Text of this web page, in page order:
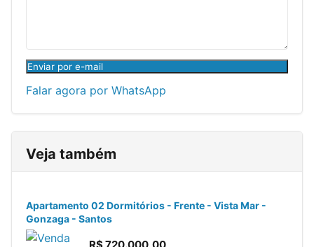
Enviar por e-mail
Falar agora por WhatsApp
Veja também
Apartamento 02 Dormitórios - Frente - Vista Mar -
Gonzaga - Santos